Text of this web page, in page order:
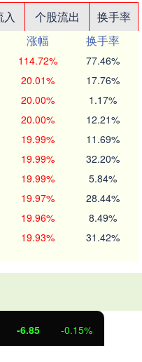
入 个股流出
换手率
涨幅
换手率
114.72% 77.46%
20.01% 17.76%
20.00% 1.17%
20.00% 12.21%
19.99% 11.69%
19.99% 32.20%
19.99% 5.84%
19.97% 28.44%
19.96% 8.49%
19.93% 31.42%
3.42 0.30%